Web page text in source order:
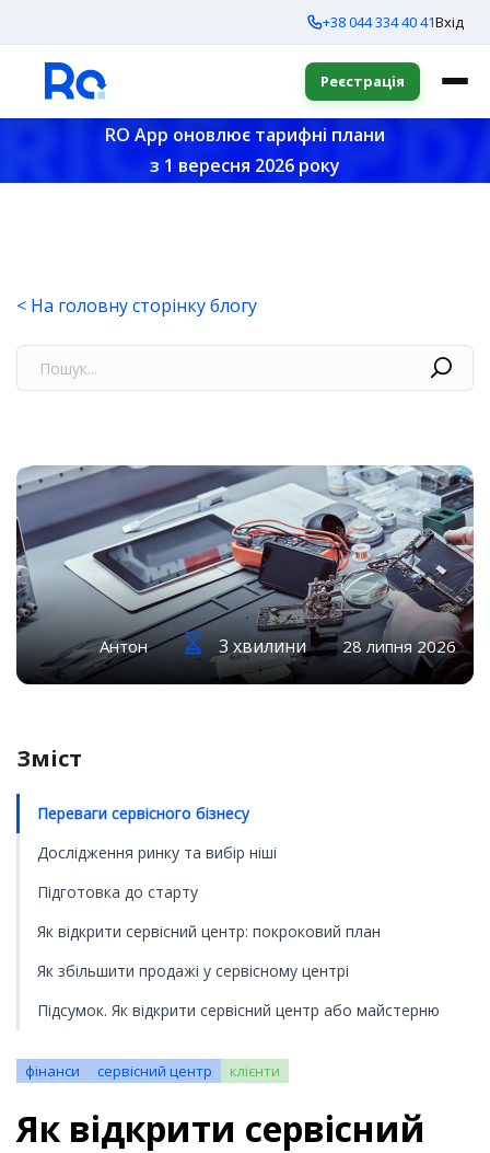
+38 044 334 40 41Вхід
Реєстрація
RO App оновлює тарифні плани
з 1 вересня 2026 року
< На головну сторінку блогу
Антон 3 хвилини 28 липня 2026
Зміст
Переваги сервісного бізнесу
Дослідження ринку та вибір ніші
Підготовка до старту
Як відкрити сервісний центр: покроковий план
Як збільшити продажі у сервісному центрі
Підсумок. Як відкрити сервісний центр або майстерню
фінанси сервісний центр клієнти
Як відкрити сервісний